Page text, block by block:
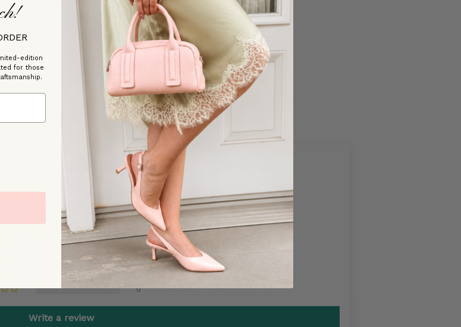
Customer Reviews
Based on 1 review
0
0
Write a review
edition
for those
Policy]